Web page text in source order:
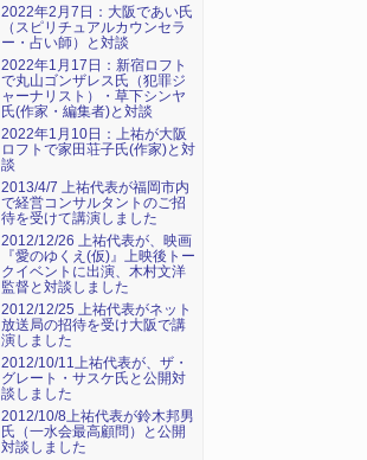
2022年2月7日：大阪であい氏
（スピリチュアルカウンセラ
ー・占い師）と対談
2022年1月17日：新宿ロフト
で丸山ゴンザレス氏（犯罪ジ
ャーナリスト）・草下シンヤ
氏(作家・編集者)と対談
2022年1月10日：上祐が大阪
ロフトで家田荘子氏(作家)と対
談
2013/4/7 上祐代表が福岡市内
で経営コンサルタントのご招
待を受けて講演しました
2012/12/26 上祐代表が、映画
『愛のゆくえ(仮)』上映後トー
クイベントに出演、木村文洋
監督と対談しました
2012/12/25 上祐代表がネット
放送局の招待を受け大阪で講
演しました
2012/10/11上祐代表が、ザ・
グレート・サスケ氏と公開対
談しました
2012/10/8上祐代表が鈴木邦男
氏（一水会最高顧問）と公開
対談しました